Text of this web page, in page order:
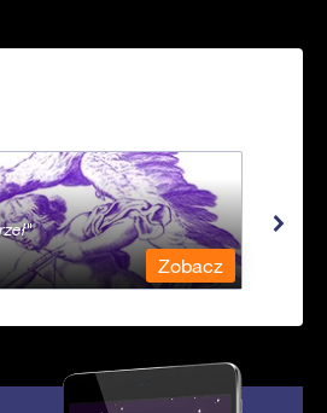
Zobacz